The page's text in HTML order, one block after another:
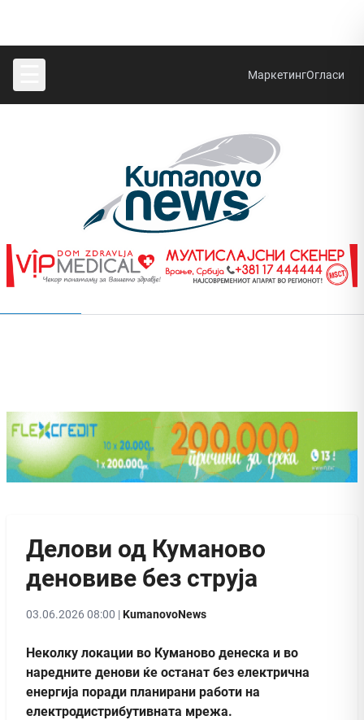
МаркетингОгласи
Делови од Куманово
деновиве без струја
03.06.2026 08:00 |KumanovoNews
Неколку локации во Куманово денеска и во
наредните денови ќе останат без електрична
енергија поради планирани работи на
електродистрибутивната мрежа.